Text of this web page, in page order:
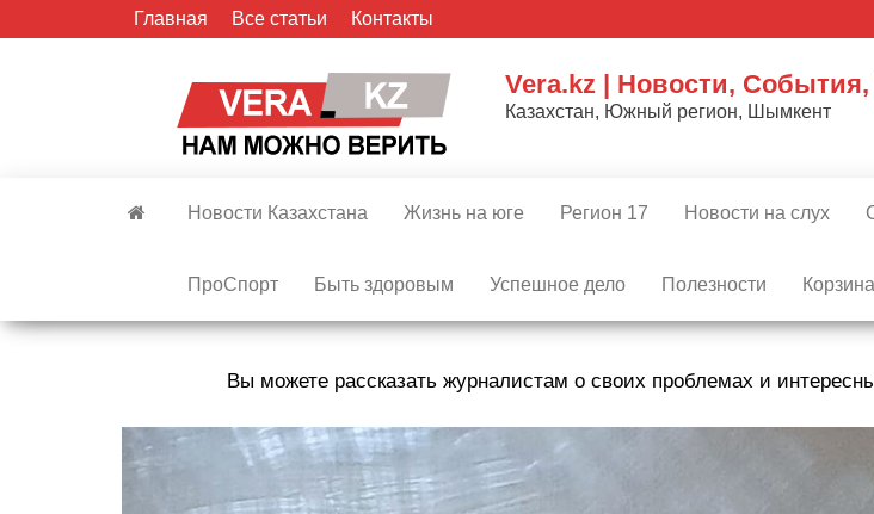
Главная Все статьи Контакты
Vera.kz | Новости,
Казахстан, Южный регион, Шымкент
Новости Казахстана Жизнь на юге Регион 17 Новости на слух
ПроСпорт Быть здоровым Успешное дело Полезности
Вы можете рассказать журналистам о своих проблемах и